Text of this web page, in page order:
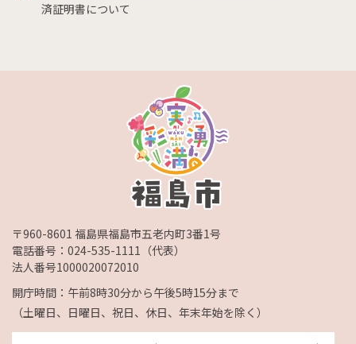
済証明書について
〒960-8601 福島県福島市五老内町3番1号
電話番号： 024-535-1111 （代表）
法人番号1000020072010
開庁時間：午前8時30分から午後5時15分まで
（土曜日、日曜日、祝日、休日、年末年始を除く）